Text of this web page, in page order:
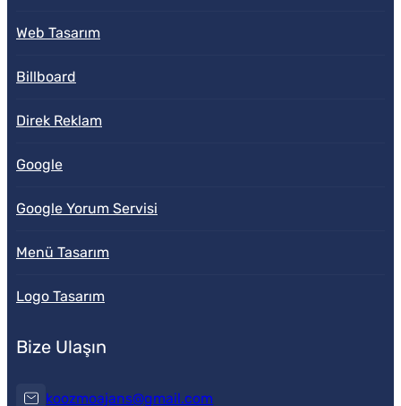
Web Tasarım
Billboard
Direk Reklam
Google
Google Yorum Servisi
Menü Tasarım
Logo Tasarım
Bize Ulaşın
koozmoajans@gmail.com